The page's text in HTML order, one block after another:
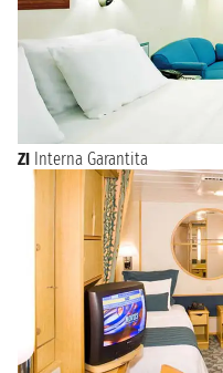
ZI Interna Garantita